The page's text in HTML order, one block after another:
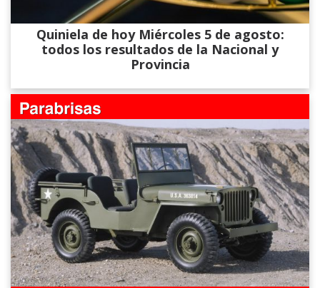
Quiniela de hoy Miércoles 5 de agosto:
todos los resultados de la Nacional y
Provincia